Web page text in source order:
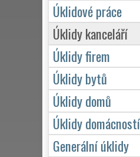
víkendů či
zárukou
Úklidové práce
Úklidy kanceláří
Úklidy firem
Úklidy bytů
Úklidy domů
Úklidy domácností
Generální úklidy